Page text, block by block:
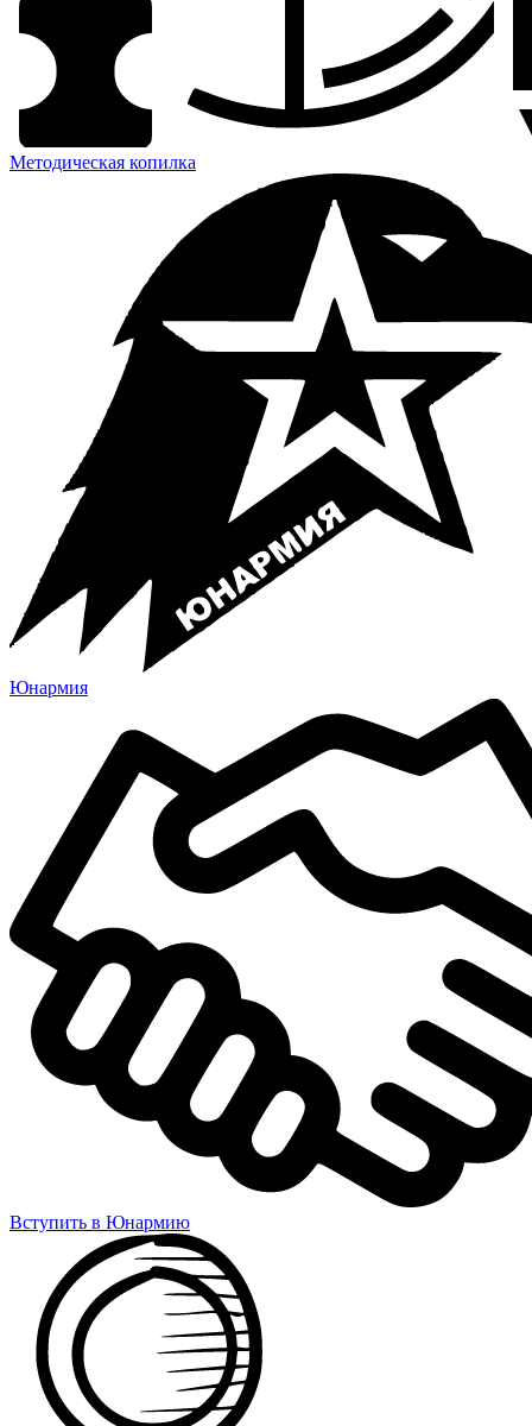
Методическая копилка
Юнармия
Вступить в Юнармию